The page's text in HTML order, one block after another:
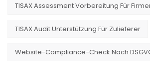
TISAX Assessment Vorbereitung Für
TISAX Audit Unterstützung Für Zulieferer
Website-Compliance-Check Nach